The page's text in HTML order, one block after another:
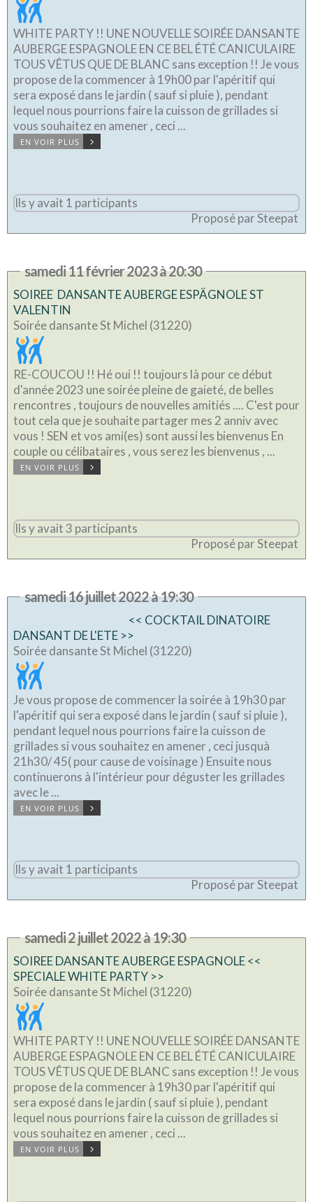
WHITE PARTY !! UNE NOUVELLE SOIRÉE DANSANTE
AUBERGE ESPAGNOLE EN CE BEL ÉTÉ CANICULAIRE
TOUS VÊTUS QUE DE BLANC sans exception !! Je vous
propose de la commencer à 19h00 par l'apéritif qui
sera exposé dans le jardin ( sauf si pluie ), pendant
lequel nous pourrions faire la cuisson de grillades si
vous souhaitez en amener , ceci ...
EN VOIR PLUS
Ils y avait 1 participants
Proposé par Steepat
samedi 11 février 2023 à 20:30
SOIREE DANSANTE AUBERGE ESPÄGNOLE ST
VALENTIN
Soirée dansante St Michel (31220)
RE-COUCOU !! Hé oui !! toujours là pour ce début
d'année 2023 une soirée pleine de gaieté, de belles
rencontres , toujours de nouvelles amitiés .... C'est pour
tout cela que je souhaite partager mes 2 anniv avec
vous ! SEN et vos ami(es) sont aussi les bienvenus En
couple ou célibataires , vous serez les bienvenus , ...
EN VOIR PLUS
Ils y avait 3 participants
Proposé par Steepat
samedi 16 juillet 2022 à 19:30
<< COCKTAIL DINATOIRE
DANSANT DE L'ETE >>
Soirée dansante St Michel (31220)
Je vous propose de commencer la soirée à 19h30 par
l'apéritif qui sera exposé dans le jardin ( sauf si pluie ),
pendant lequel nous pourrions faire la cuisson de
grillades si vous souhaitez en amener , ceci jusquà
21h30/ 45( pour cause de voisinage ) Ensuite nous
continuerons à l'intérieur pour déguster les grillades
avec le ...
EN VOIR PLUS
Ils y avait 1 participants
Proposé par Steepat
samedi 2 juillet 2022 à 19:30
SOIREE DANSANTE AUBERGE ESPAGNOLE <<
SPECIALE WHITE PARTY >>
Soirée dansante St Michel (31220)
WHITE PARTY !! UNE NOUVELLE SOIRÉE DANSANTE
AUBERGE ESPAGNOLE EN CE BEL ÉTÉ CANICULAIRE
TOUS VÊTUS QUE DE BLANC sans exception !! Je vous
propose de la commencer à 19h30 par l'apéritif qui
sera exposé dans le jardin ( sauf si pluie ), pendant
lequel nous pourrions faire la cuisson de grillades si
vous souhaitez en amener , ceci ...
EN VOIR PLUS